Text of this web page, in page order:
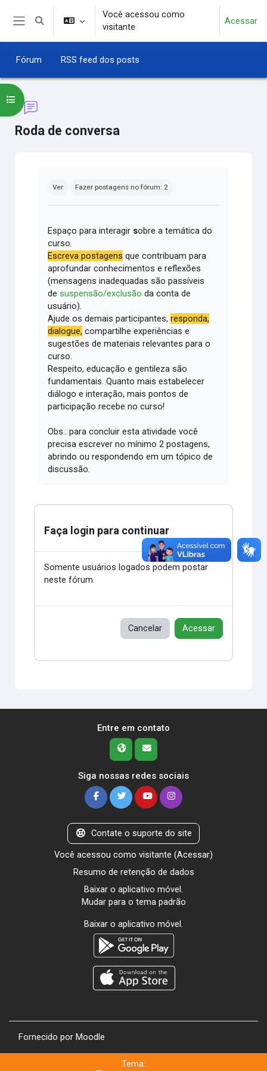
Ir para o conteúdo principal
Alternar entrada de pesquisa
Você acessou como
visitante
Acessar
Fórum RSS feed dos posts
Roda de conversa
Abrir índice do curso
Ver Fazer postagens no fórum: 2
Espaço para interagir sobre a temática do
curso.
Escreva postagens que contribuam para
aprofundar conhecimentos e reflexões
(mensagens inadequadas são passíveis
desuspensão/exclusão da conta de
usuário).
Ajude os demais participantes,responda,
dialogue, compartilhe experiências e
sugestões de materiais relevantes para o
curso.
Respeito, educação e gentileza são
fundamentais.Quanto mais estabelecer
diálogo e interação, mais pontos de
participação recebe no curso!
Obs.: para concluir esta atividade você
precisa escrever no mínimo 2 postagens,
abrindo ou respondendo em um tópico de
discussão.
Faça login para continuar
Somente usuários logados podem postar
neste fórum.
Cancelar Acessar
Entre em contato
Siga nossas redes sociais
Contate o suporte do site
Você acessou como visitante (Acessar)
Resumo de retenção de dados
Baixar o aplicativo móvel.
Mudar para o tema padrão
Baixar o aplicativo móvel.
Fornecido por Moodle
Tema: